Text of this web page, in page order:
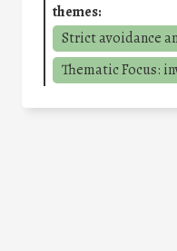
themes:
Strict avoidance
Thematic Focus: